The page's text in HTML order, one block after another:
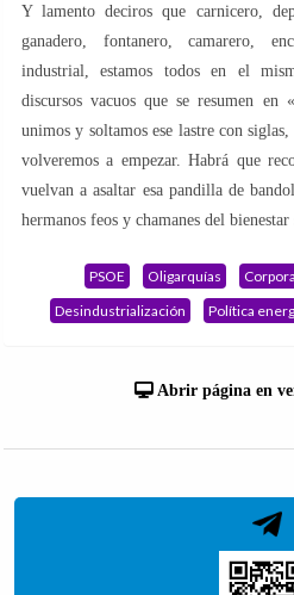
Y lamento deciros que carnicero,
ganadero, fontanero, camarero,
industrial, estamos todos en el
discursos vacuos que se resumen en
unimos y soltamos ese lastre con
volveremos a empezar. Habrá que
vuelvan a asaltar esa pandilla de
hermanos feos y chamanes del
PSOE Oligarquías
Desindustrialización
Política
Abrir página en